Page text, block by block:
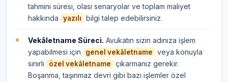
tahmini süresi, olası senaryolar ve toplam maliyet
hakkında
yazılı bilgi talep edebilirsiniz.
Vekâletname Süreci. Avukatın sizin adınıza işlem
yapabilmesi için
genel vekâletname
veya konuyla
sınırlı
özel vekâletname
çıkarmanız gerekir.
Boşanma, taşınmaz devri gibi bazı işlemler özel